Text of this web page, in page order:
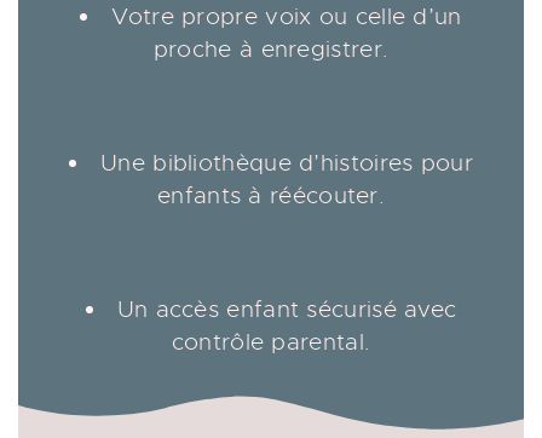
Votre propre voix ou celle d’un
proche à enregistrer.
Une bibliothèque d’histoires pour
enfants à réécouter.
Un accès enfant sécurisé avec
contrôle parental.